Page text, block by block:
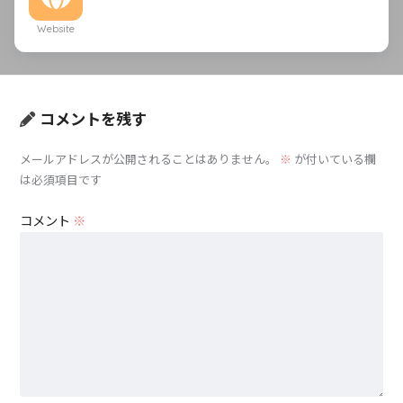
Website
コメントを残す
メールアドレスが公開されることはありません。 ※ が付いている欄
は必須項目です
コメント ※